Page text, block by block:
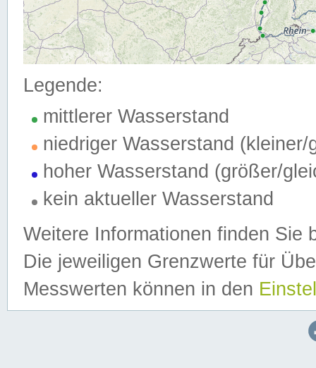
Legende:
mittlerer Wasserstand
niedriger Wasserstand (kleiner/
hoher Wasserstand (größer/
kein aktueller Wasserstand
Weitere Informationen finden Sie
Die jeweiligen Grenzwerte für
Messwerten können in den